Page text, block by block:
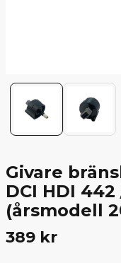
Givare
DCI HDI
(årsmodell
389 kr